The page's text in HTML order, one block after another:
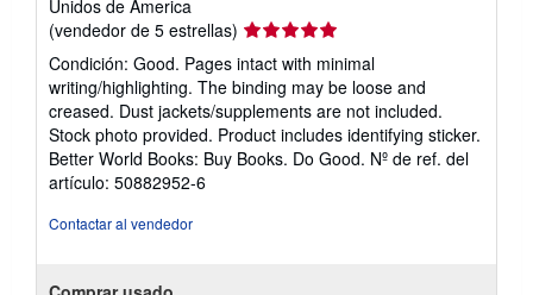
Unidos de America
(vendedor de 5 estrellas) Calificación
vendedor:
5
de
5
estrellas
Condición: Good. Pages intact with minimal
writing/highlighting. The binding may be loose and
creased. Dust jackets/supplements are not included.
Stock photo provided. Product includes identifying sticker.
Better World Books: Buy Books. Do Good. Nº de ref. del
artículo: 50882952-6
Contactar al vendedor